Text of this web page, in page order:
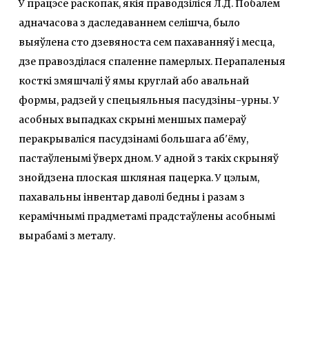
У працэсе раскопак, якія праводзіліся Л.Д. Побалем
адначасова з даследаваннем селішча, было
выяўлена сто дзевяноста сем пахаванняў і месца,
дзе правозділася спаленне памерлых. Перапаленыя
косткі змяшчалі ў ямы круглай або авальнай
формы, радзей у спецыяльныя пасудзіны-урны. У
асобных выпадках скрыні меншых памераў
перакрываліся пасудзінамі большага аб'ёму,
пастаўленымі ўверх дном. У адной з такіх скрыняў
знойдзена плоская шкляная пацерка. У цэлым,
пахавальны інвентар даволі бедны і разам з
керамічнымі прадметамі прадстаўлены асобнымі
вырабамі з металу.